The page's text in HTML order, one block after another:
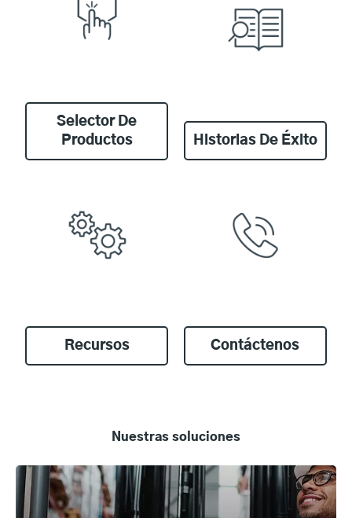
Selector De
Productos
Historias De Éxito
Recursos Contáctenos
Nuestras soluciones